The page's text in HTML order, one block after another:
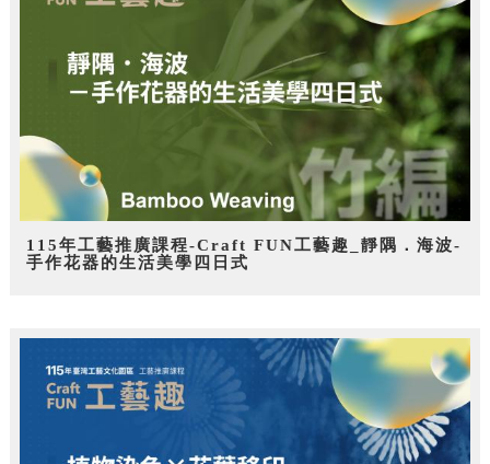
115年工藝推廣課程-Craft FUN工藝趣_靜隅．海波-
手作花器的生活美學四日式